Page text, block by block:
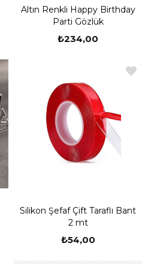
Altın Renkli Happy Birthday
Parti Gözlük
₺234,00
Silikon Şefaf Çift Taraflı Bant
2 mt
₺54,00